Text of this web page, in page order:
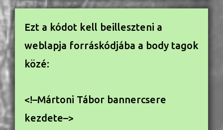
Ezt a kódot kell beilleszteni a
weblapja forráskódjába a body tagok
közé:
<!–Mártoni Tábor bannercsere
kezdete–>